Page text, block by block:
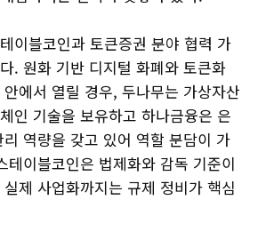
이블코인과 토큰증권 분야 협력 가
. 원화 기반 디지털 화폐와 토큰화
에서 열릴 경우, 두나무는 가상자산
인 기술을 보유하고 하나금융은 은
리 역량을 갖고 있어 역할 분담이 가
테이블코인은 법제화와 감독 기준이
제 사업화까지는 규제 정비가 핵심